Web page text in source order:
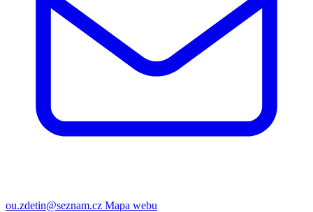
ou.zdetin@seznam.cz Mapa webu